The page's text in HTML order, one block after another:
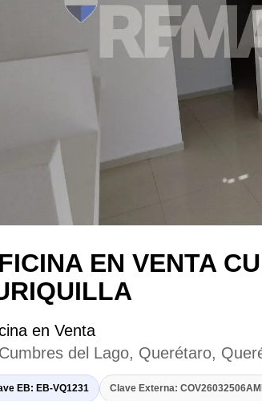
EN VENTA
en Venta
del Lago, Querétaro,
EB: EB-VQ1231 Clave Externa: